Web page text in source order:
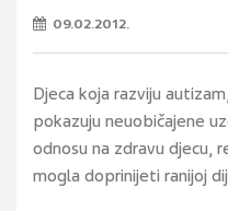
09.02.2012.
Djeca koja razviju
pokazuju neuobičajene
odnosu na zdravu djecu,
mogla doprinijeti ranijoj